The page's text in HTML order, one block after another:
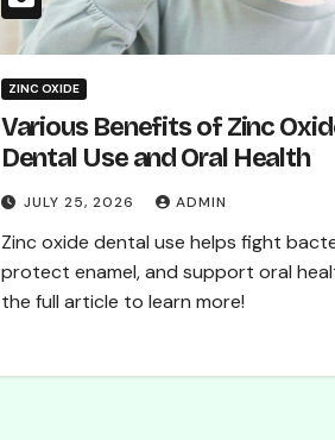
ZINC OXIDE
Various Benefits of Zinc
Dental Use and Oral Health
JULY 25, 2026 ADMIN
Zinc oxide dental use helps fight
protect enamel, and support oral
the full article to learn more!